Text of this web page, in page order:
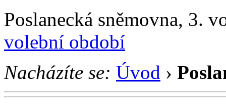
Poslanecká sněmovna, 3.
volební období
Nacházíte se: Úvod ›